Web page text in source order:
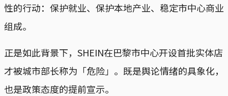
性的行动：保护就业、保护本地产业、稳定市中心商业
组成。
正是如此背景下，SHEIN在巴黎市中心开设首批实体店
才被城市部长称为「危险」。既是舆论情绪的具象化，
也是政策态度的提前宣示。